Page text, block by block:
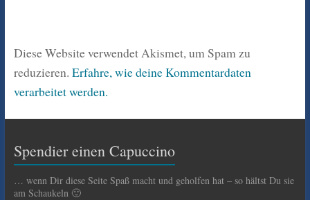
Diese Website verwendet Akismet, um Spam zu
reduzieren. Erfahre, wie deine Kommentardaten
verarbeitet werden.
Spendier einen Capuccino
… wenn Dir diese Seite Spaß macht und geholfen hat – so hältst Du sie
am Schaukeln 🙂